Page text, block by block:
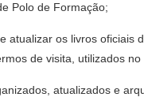
Polo de Formação;
atualizar os livros oficiais
de visita, utilizados no
atualizados e